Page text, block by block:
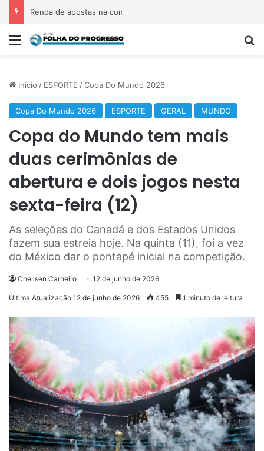
Menu
Início / ESPORTE /Copa Do Mundo 2026
Copa Do Mundo 2026 ESPORTE GERAL MUNDO
Copa do Mundo tem mais
duas cerimônias de
abertura e dois jogos nesta
sexta-feira (12)
As seleções do Canadá e dos Estados Unidos
fazem sua estreia hoje. Na quinta (11), foi a vez
do México dar o pontapé inicial na competição.
Chellsen Carneiro 12 de junho de 2026
Última Atualização 12 de junho de 2026 455 1 minuto de leitura